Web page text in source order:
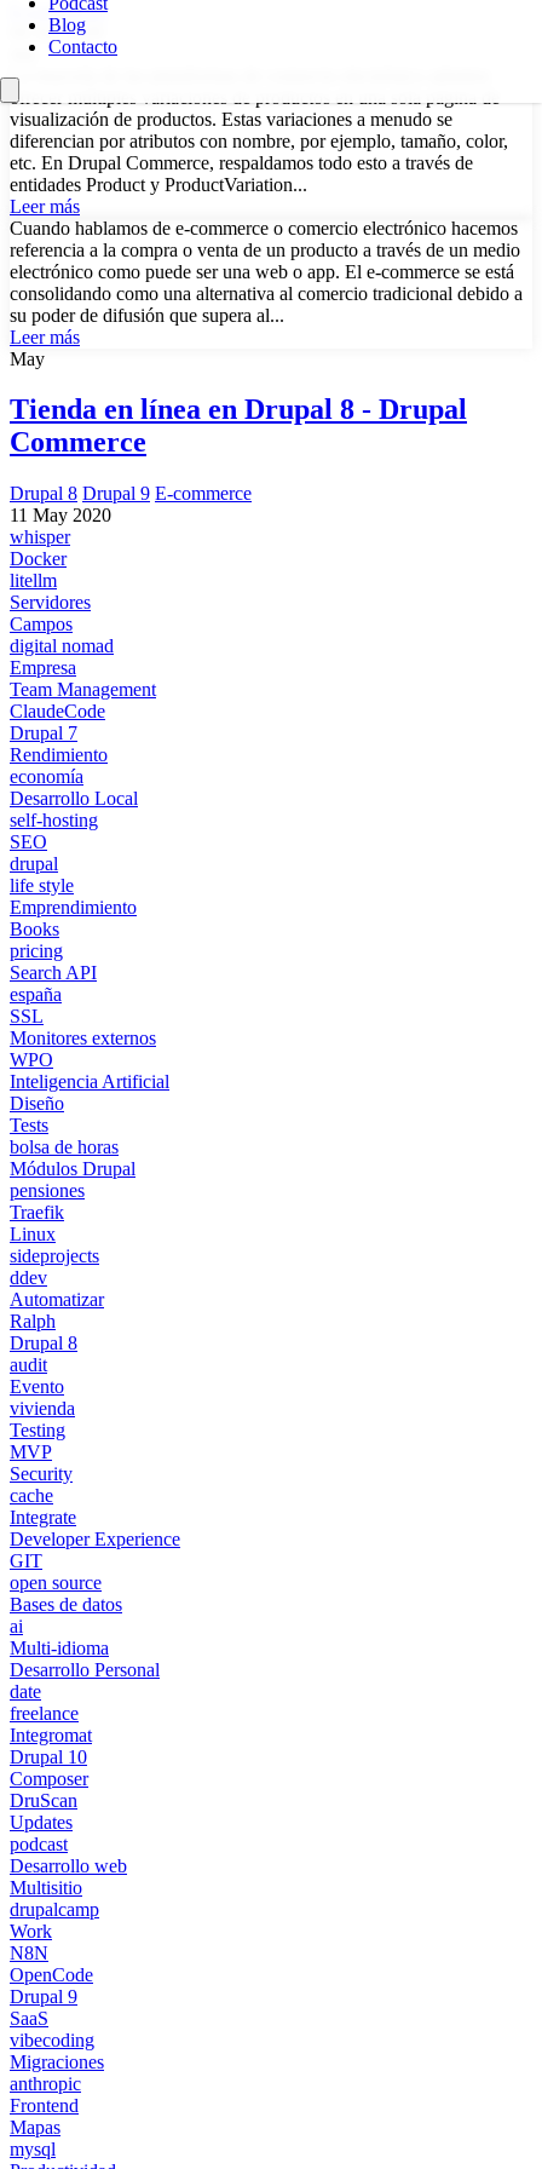
Blog
Contacto
E-commerce
04 Jun 2020
Jun
La mayoría de las plataformas de comercio electrónico admiten
ofrecer múltiples variaciones de productos en una sola página de
visualización de productos. Estas variaciones a menudo se
diferencian por atributos con nombre, por ejemplo, tamaño, color,
etc. En Drupal Commerce, respaldamos todo esto a través de
entidades Product y ProductVariation...
Leer más
Cuando hablamos de e-commerce o comercio electrónico hacemos
referencia a la compra o venta de un producto a través de un medio
electrónico como puede ser una web o app. El e-commerce se está
consolidando como una alternativa al comercio tradicional debido a
su poder de difusión que supera al...
Leer más
May
Tienda en línea en Drupal 8 - Drupal
Commerce
Drupal 8 Drupal 9 E-commerce
11 May 2020
whisper
Docker
litellm
Servidores
Campos
digital nomad
Empresa
Team Management
ClaudeCode
Drupal 7
Rendimiento
economía
Desarrollo Local
self-hosting
SEO
drupal
life style
Emprendimiento
Books
pricing
Search API
españa
SSL
Monitores externos
WPO
Inteligencia Artificial
Diseño
Tests
bolsa de horas
Módulos Drupal
pensiones
Traefik
Linux
sideprojects
ddev
Automatizar
Ralph
Drupal 8
audit
Evento
vivienda
Testing
MVP
Security
cache
Integrate
Developer Experience
GIT
open source
Bases de datos
ai
Multi-idioma
Desarrollo Personal
date
freelance
Integromat
Drupal 10
Composer
DruScan
Updates
podcast
Desarrollo web
Multisitio
drupalcamp
Work
N8N
OpenCode
Drupal 9
SaaS
vibecoding
Migraciones
anthropic
Frontend
Mapas
mysql